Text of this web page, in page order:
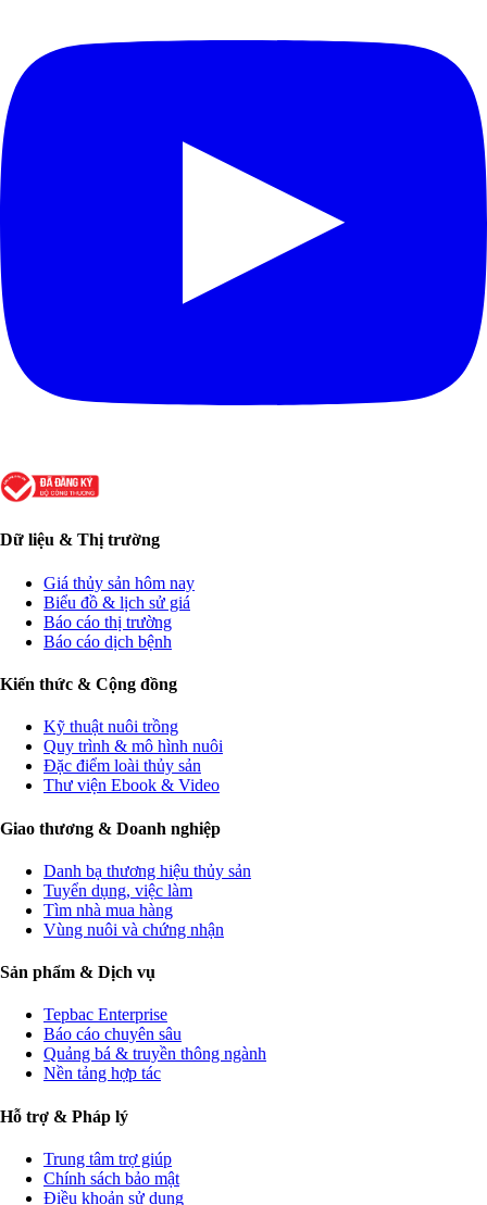
Dữ liệu & Thị trường
Giá thủy sản hôm nay
Biểu đồ & lịch sử giá
Báo cáo thị trường
Báo cáo dịch bệnh
Kiến thức & Cộng đồng
Kỹ thuật nuôi trồng
Quy trình & mô hình nuôi
Đặc điểm loài thủy sản
Thư viện Ebook & Video
Giao thương & Doanh nghiệp
Danh bạ thương hiệu thủy sản
Tuyển dụng, việc làm
Tìm nhà mua hàng
Vùng nuôi và chứng nhận
Sản phẩm & Dịch vụ
Tepbac Enterprise
Báo cáo chuyên sâu
Quảng bá & truyền thông ngành
Nền tảng hợp tác
Hỗ trợ & Pháp lý
Trung tâm trợ giúp
Chính sách bảo mật
Điều khoản sử dụng